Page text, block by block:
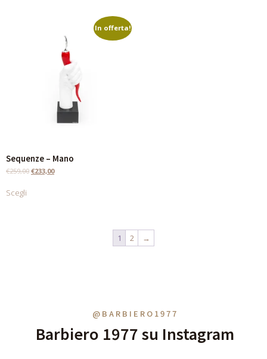
In offerta!
Sequenze – Mano
€259,00 €233,00
Scegli
1 2 →
@BARBIERO1977
Barbiero 1977 su Instagram